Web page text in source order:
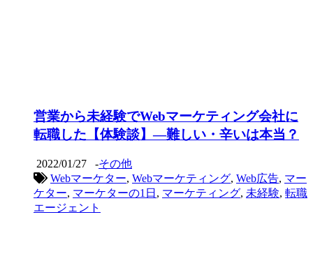
営業から未経験でWebマーケティング会社に
転職した【体験談】―難しい・辛いは本当？
2022/01/27 -その他
Webマーケター, Webマーケティング, Web広告, マー
ケター, マーケターの1日 , マーケティング, 未経験, 転職
エージェント